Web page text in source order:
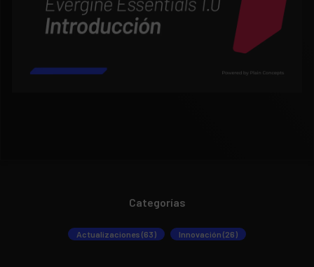
Categorías
Actualizaciones (63) Innovación (26)